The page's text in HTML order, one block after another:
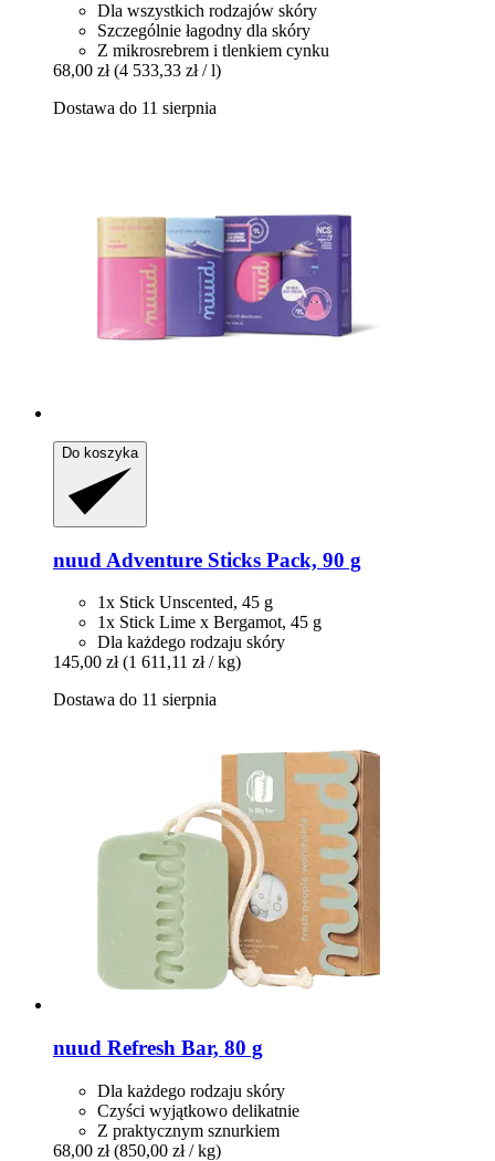
Dla wszystkich rodzajów skóry
Szczególnie łagodny dla skóry
Z mikrosrebrem i tlenkiem cynku
68,00 zł (4 533,33 zł / l)
Dostawa do 11 sierpnia
Do koszyka
nuud Adventure Sticks Pack, 90 g
1x Stick Unscented, 45 g
1x Stick Lime x Bergamot, 45 g
Dla każdego rodzaju skóry
145,00 zł (1 611,11 zł / kg)
Dostawa do 11 sierpnia
nuud Refresh Bar, 80 g
Dla każdego rodzaju skóry
Czyści wyjątkowo delikatnie
Z praktycznym sznurkiem
68,00 zł (850,00 zł / kg)